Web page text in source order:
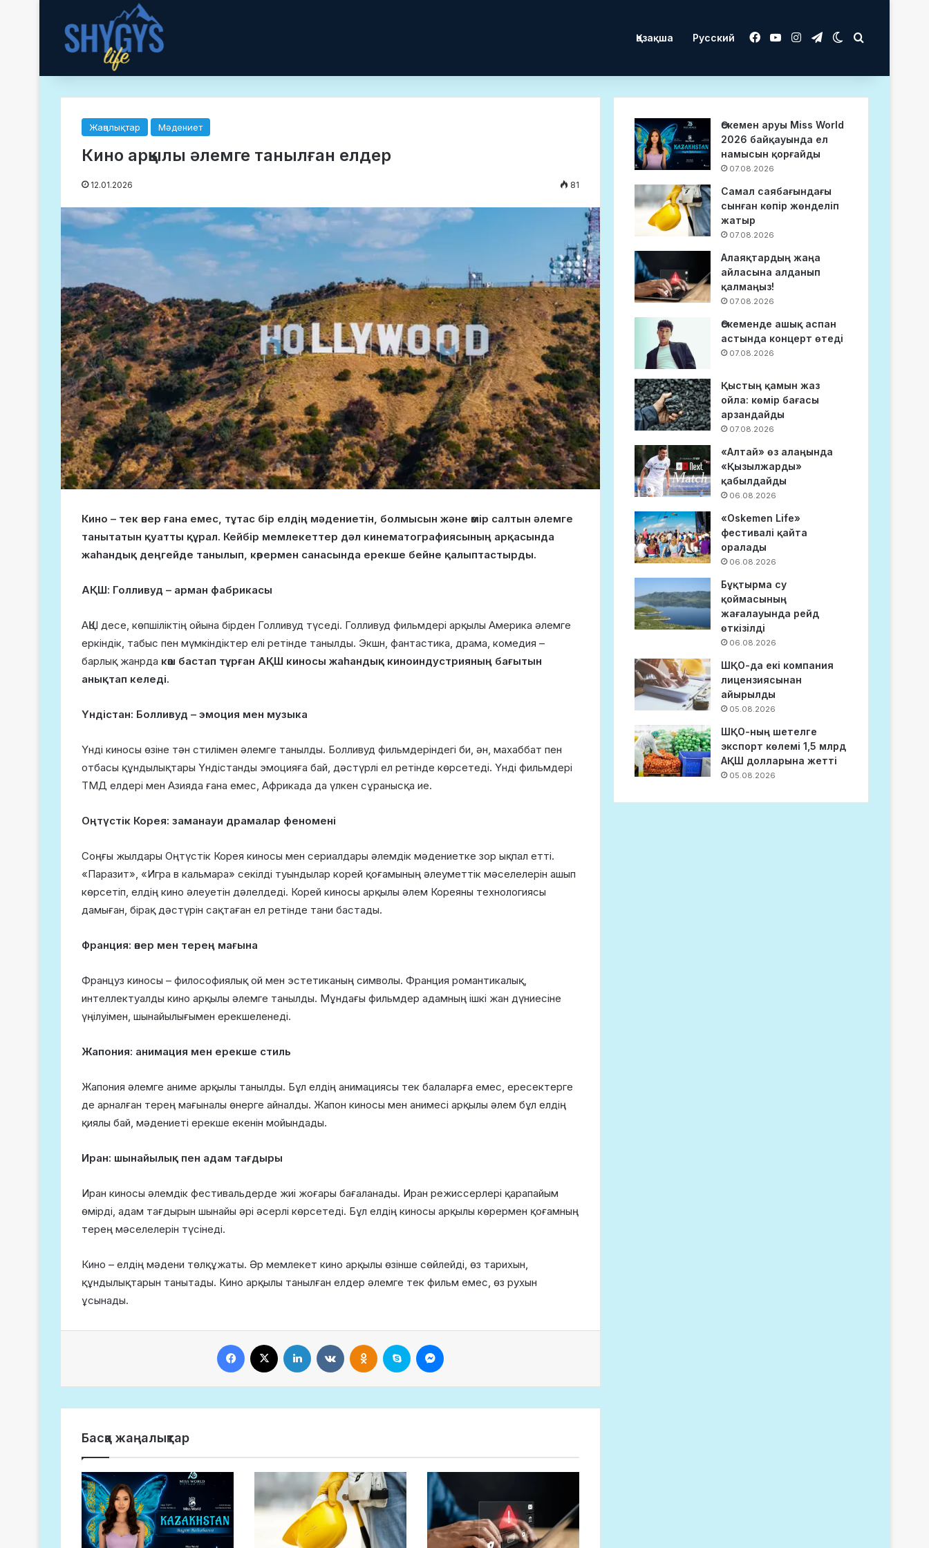
Қазақша Русский Facebook
YouTubeInstagram
TelegramSwitch skin
Жаңалықтар Мәдениет
Кино арқылы әлемге танылған елдер
12.01.2026 81
Кино – тек өнер ғана емес, тұтас бір елдің мәдениетін, болмысын және өмір салтын әлемге
танытатын қуатты құрал. Кейбір мемлекеттер дәл кинематографиясының арқасында
жаһандық деңгейде танылып, көрермен санасында ерекше бейне қалыптастырды.
АҚШ: Голливуд – арман фабрикасы
АҚШ десе, көпшіліктің ойына бірден Голливуд түседі. Голливуд фильмдері арқылы Америка әлемге
еркіндік, табыс пен мүмкіндіктер елі ретінде танылды. Экшн, фантастика, драма, комедия –
барлық жанрда көш бастап тұрған АҚШ киносы жаһандық киноиндустрияның бағытын
анықтап келеді.
Үндістан: Болливуд – эмоция мен музыка
Үнді киносы өзіне тән стилімен әлемге танылды. Болливуд фильмдеріндегі би, ән, махаббат пен
отбасы құндылықтары Үндістанды эмоцияға бай, дәстүрлі ел ретінде көрсетеді. Үнді фильмдері
ТМД елдері мен Азияда ғана емес, Африкада да үлкен сұранысқа ие.
Оңтүстік Корея: заманауи драмалар феномені
Соңғы жылдары Оңтүстік Корея киносы мен сериалдары әлемдік мәдениетке зор ықпал етті.
«Паразит», «Игра в кальмара» секілді туындылар корей қоғамының әлеуметтік мәселелерін ашып
көрсетіп, елдің кино әлеуетін дәлелдеді. Корей киносы арқылы әлем Кореяны технологиясы
дамыған, бірақ дәстүрін сақтаған ел ретінде тани бастады.
Франция: өнер мен терең мағына
Француз киносы – философиялық ой мен эстетиканың символы. Франция романтикалық,
интеллектуалды кино арқылы әлемге танылды. Мұндағы фильмдер адамның ішкі жан дүниесіне
үңілуімен, шынайылығымен ерекшеленеді.
Жапония: анимация мен ерекше стиль
Жапония әлемге аниме арқылы танылды. Бұл елдің анимациясы тек балаларға емес, ересектерге
де арналған терең мағыналы өнерге айналды. Жапон киносы мен анимесі арқылы әлем бұл елдің
қиялы бай, мәдениеті ерекше екенін мойындады.
Иран: шынайылық пен адам тағдыры
Иран киносы әлемдік фестивальдерде жиі жоғары бағаланады. Иран режиссерлері қарапайым
өмірді, адам тағдырын шынайы әрі әсерлі көрсетеді. Бұл елдің киносы арқылы көрермен қоғамның
терең мәселелерін түсінеді.
Кино – елдің мәдени төлқұжаты. Әр мемлекет кино арқылы өзінше сөйлейді, өз тарихын,
құндылықтарын танытады. Кино арқылы танылған елдер әлемге тек фильм емес, өз рухын
ұсынады.
Facebook LinkedIn VKontakteOdnoklassniki
Skype
Басқа жаңалықтар
Өскемен аруы Miss World
2026 байқауында ел
намысын қорғайды
07.08.2026
Самал саябағындағы
сынған көпір жөнделіп
жатыр
07.08.2026
Алаяқтардың жаңа
айласына алданып
қалмаңыз!
07.08.2026
Өскеменде ашық аспан
астында концерт өтеді
07.08.2026
Қыстың қамын жаз
ойла: көмір бағасы
арзандайды
07.08.2026
«Алтай» өз алаңында
«Қызылжарды»
қабылдайды
06.08.2026
«Oskemen Life»
фестивалі қайта
оралады
06.08.2026
Бұқтырма су
қоймасының
жағалауында рейд
өткізілді
06.08.2026
ШҚО-да екі компания
лицензиясынан
айырылды
05.08.2026
ШҚО-ның шетелге
экспорт көлемі 1,5 млрд
АҚШ долларына жетті
05.08.2026